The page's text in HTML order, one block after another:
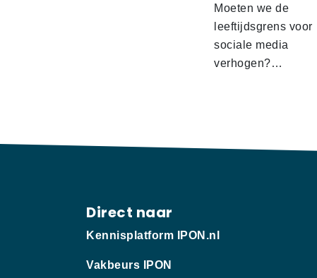
Moeten we de
leeftijdsgrens voor
sociale media
verhogen?…
Direct naar
Kennisplatform IPON.nl
Vakbeurs IPON